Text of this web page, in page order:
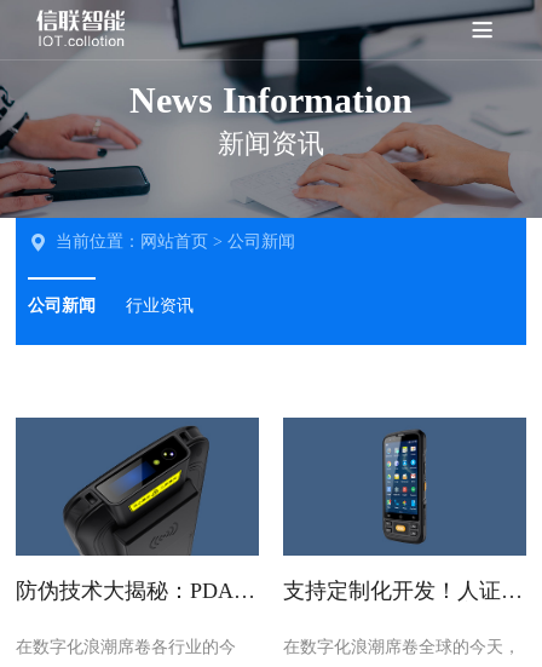
News Information
新闻资讯
当前位置： 网站首页 >公司新闻
公司新闻 行业资讯
防伪技术大揭秘：PDA身
合一核验技术解析
​在数字化浪潮席卷各行业的今
支持定制化开发！人证核
何1秒完成身份验证
​在数字化浪潮席卷全球的今天，